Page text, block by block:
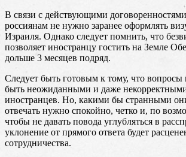
В связи с действующими
россиянам не нужно заранее оформлять
Израиля. Однако следует помнить, что
позволяет иностранцу гостить на Земле
дольше 3 месяцев подряд.
Следует быть готовым к тому, что
быть неожиданными и даже
иностранцев. Но, какими бы странными
отвечать нужно спокойно, четко и, по
чтобы не давать повода углубляться в
уклонение от прямого ответа будет
сотрудничества.